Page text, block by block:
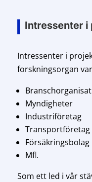
Intressenter i
Intressenter i
forskningsorgan
Myndigheter
Industriföretag
Transportföretag
Försäkringsbolag
Mfl.
Som ett led i vår